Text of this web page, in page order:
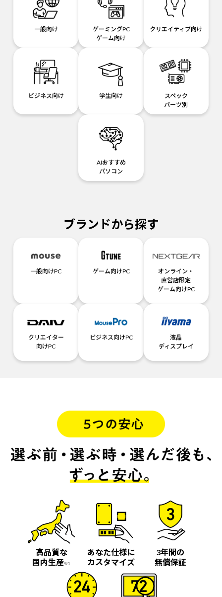
一般向け
ゲーミングPC
ゲーム向け
クリエイティブ向け
ビジネス向け 学生向け
スペック
パーツ別
AIおすすめ
パソコン
ブランドから探す
一般向けPC ゲーム向けPC
オンライン・
直営店限定
ゲーム向けPC
クリエイター
向けPC
ビジネス向けPC
液晶
ディスプレイ
高品質な
国内生産※1
あなた仕様に
カスタマイズ
3年間の
無償保証